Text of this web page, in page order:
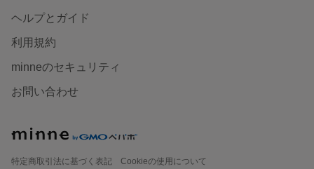
ヘルプとガイド
利用規約
minneのセキュリティ
お問い合わせ
特定商取引法に基づく表記
Cookieの使用について